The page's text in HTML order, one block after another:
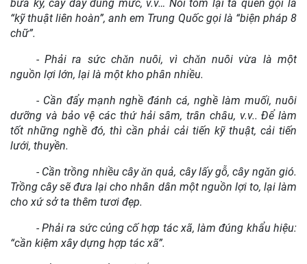
bừa kỹ, cấy dày đúng mức, v.v… Nói tóm lại ta quen gọi là
“kỹ thuật liên hoàn”, anh em Trung Quốc gọi là “biện pháp 8
chữ”.
- Phải ra sức chǎn nuôi, vì chǎn nuôi vừa là một
nguồn lợi lớn, lại là một kho phân nhiều.
- Cần đẩy mạnh nghề đánh cá, nghề làm muối, nuôi
dưỡng và bảo vệ các thứ hải sâm, trân châu, v.v.. Để làm
tốt những nghề đó, thì cần phải cải tiến kỹ thuật, cải tiến
lưới, thuyền.
- Cần trồng nhiều cây ǎn quả, cây lấy gỗ, cây ngǎn gió.
Trồng cây sẽ đưa lại cho nhân dân một nguồn lợi to, lại làm
cho xứ sở ta thêm tươi đẹp.
- Phải ra sức củng cố hợp tác xã, làm đúng khẩu hiệu:
“cần kiệm xây dựng hợp tác xã”.